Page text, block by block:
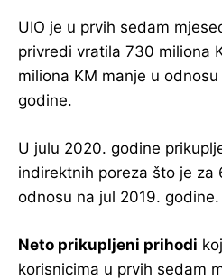
UIO je u prvih sedam
privredi vratila 730 miliona
miliona KM manje u
godine.
U julu 2020. godine
indirektnih poreza što je za
odnosu na jul 2019. godine.
Neto prikupljeni prihodi
korisnicima u prvih sedam